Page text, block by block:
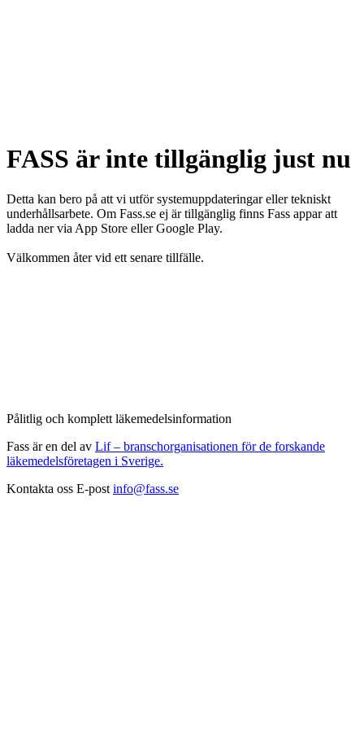
FASS är inte tillgänglig just nu
Detta kan bero på att vi utför systemuppdateringar eller tekniskt
underhållsarbete. Om Fass.se ej är tillgänglig finns Fass appar att
ladda ner via App Store eller Google Play.
Välkommen åter vid ett senare tillfälle.
Pålitlig och komplett läkemedelsinformation
Fass är en del av Lif – branschorganisationen för de forskande
läkemedelsföretagen i Sverige.
Kontakta oss E-post info@fass.se